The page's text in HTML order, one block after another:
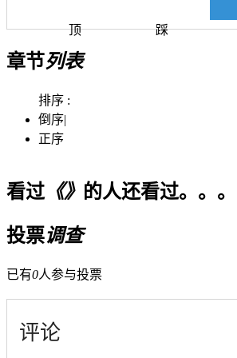
顶 踩
章节列表
排序 :
倒序|
正序
看过《》 的人还看过。。。
投票调查
已有0人参与投票
评论